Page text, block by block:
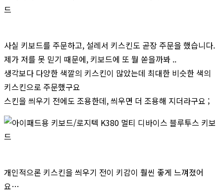
사실 키보드를 주문하고, 설레서 키스킨도 곧장 주문을 했습니다.
제가 저를 못 믿기 때문에, 키보드에 또 뭘 쏟을까봐 ..
생각보다 다양한 색깔의 키스킨이 많았는데 최대한 비슷한 색의
키스킨으로 주문했구요
스킨을 씌우기 전에도 조용한데, 씌우면 더 조용해 지더라구요 ;
개인적으론 키스킨을 씌우기 전이 키감이 훨씬 좋게 느껴졌어
요…